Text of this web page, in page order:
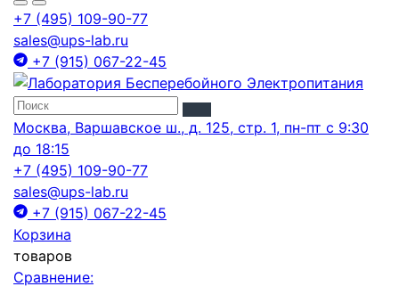
+7 (495) 109-90-77
sales@ups-lab.ru
+7 (915) 067-22-45
Москва, Варшавское ш., д. 125, стр. 1, пн-пт с 9:30
до 18:15
+7 (495) 109-90-77
sales@ups-lab.ru
+7 (915) 067-22-45
Корзина
товаров
Сравнение: